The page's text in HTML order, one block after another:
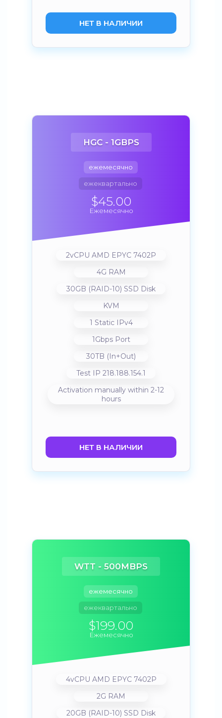
НЕТ В НАЛИЧИИ
HGC - 1GBPS
ежемесячно
ежеквартально
$45.00
Ежемесячно
2vCPU AMD EPYC 7402P
4G RAM
30GB (RAID-10) SSD Disk
KVM
1 Static IPv4
1Gbps Port
30TB (In+Out)
Test IP 218.188.154.1
Activation manually within 2-12
hours
НЕТ В НАЛИЧИИ
WTT - 500MBPS
ежемесячно
ежеквартально
$199.00
Ежемесячно
4vCPU AMD EPYC 7402P
2G RAM
20GB (RAID-10) SSD Disk